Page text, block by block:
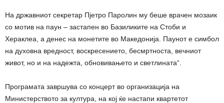
На државниот секретар Пјетро Паролин му беше врачен мозаик
со мотив на паун – застапен во Базиликите на Стоби и
Хераклеа, а денес на монетите во Македонија. Паунот е симбол
на духовна вредност, воскресението, бесмртноста, вечниот
живот, но и на надежта, обновивањето и светлината“.
Програмата завршува со концерт во организација на
Министерството за култура, на кој ќе настапи квартетот